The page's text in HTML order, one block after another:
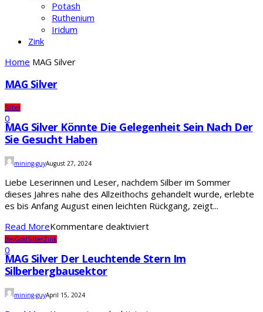
Potash
Ruthenium
Iridum
Zink
Home MAG Silver
MAG Silver
Silber
0
MAG Silver Könnte Die Gelegenheit Sein Nach Der
Sie Gesucht Haben
mining-guyAugust 27, 2024
Liebe Leserinnen und Leser, nachdem Silber im Sommer
dieses Jahres nahe des Allzeithochs gehandelt wurde, erlebte
es bis Anfang August einen leichten Rückgang, zeigt...
Read MoreKommentare deaktiviertfür
könnte
BleiGoldSilberZink
0
MAG Silver Der Leuchtende Stern Im
Silberbergbausektor
mining-guyApril 15, 2024